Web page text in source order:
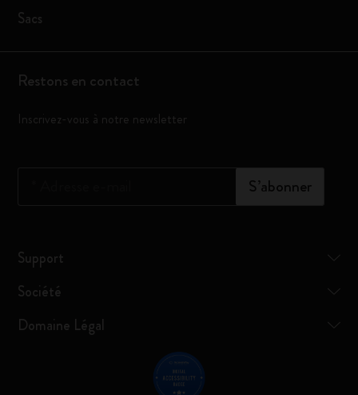
Sacs
Restons en contact
Inscrivez-vous à notre newsletter
S’abonner
Support
Société
Domaine Légal